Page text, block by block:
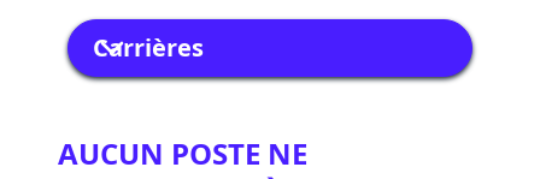
Carrières
AUCUN POSTE NE